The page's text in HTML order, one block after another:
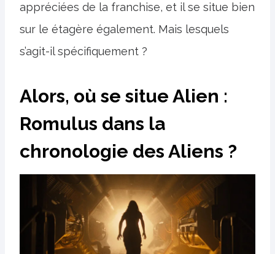
appréciées de la franchise, et il se situe bien
sur le étagère également. Mais lesquels
s’agit-il spécifiquement ?
Alors, où se situe Alien :
Romulus dans la
chronologie des Aliens ?